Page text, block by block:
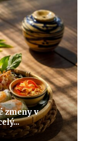
zmeny v